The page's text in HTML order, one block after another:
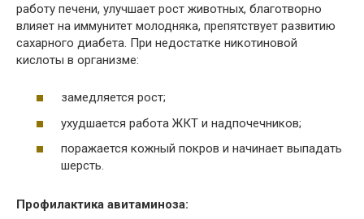
работу печени, улучшает рост животных, благотворно
влияет на иммунитет молодняка, препятствует развитию
сахарного диабета. При недостатке никотиновой
кислоты в организме:
замедляется рост;
ухудшается работа ЖКТ и надпочечников;
поражается кожный покров и начинает выпадать
шерсть.
Профилактика авитаминоза: